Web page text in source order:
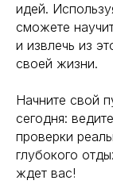
идей.
сможете
и извлечь из
своей жизни.
Начните свой
сегодня:
проверки
глубокого
ждет вас!